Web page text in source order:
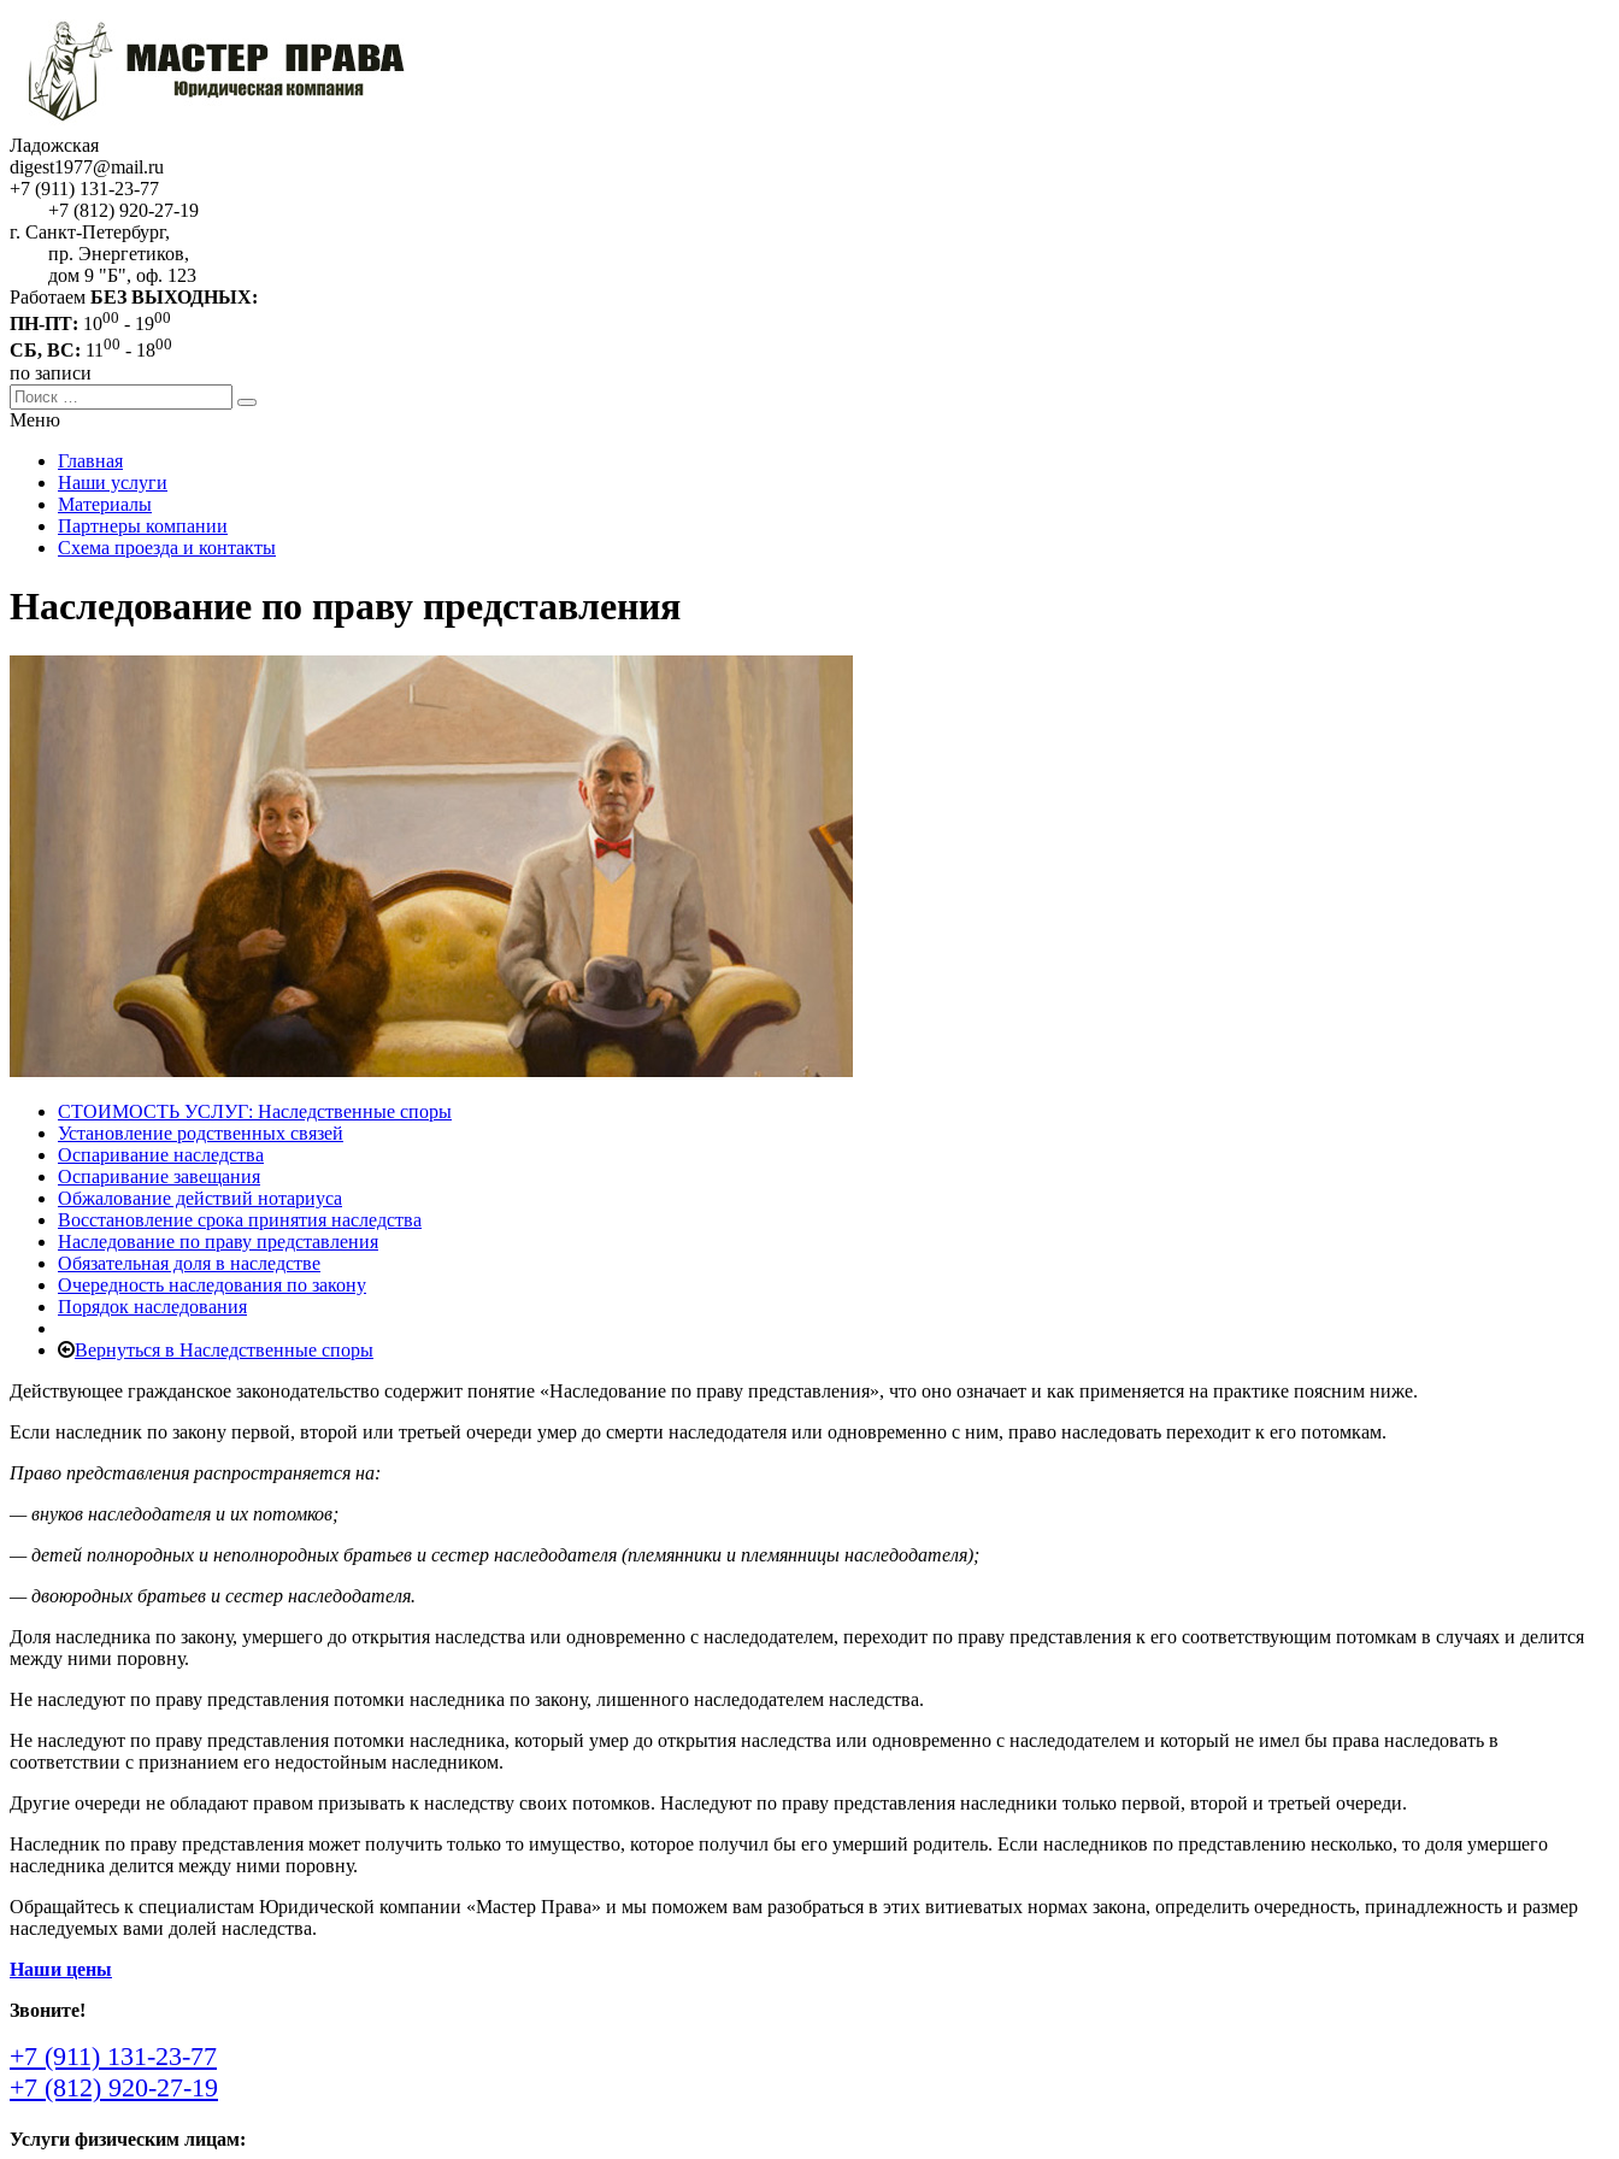
Ладожская
digest1977@mail.ru
+7 (911) 131-23-77
+7 (812) 920-27-19
г. Санкт-Петербург,
пр. Энергетиков,
дом 9 "Б", оф. 123
Работаем БЕЗ ВЫХОДНЫХ:
ПН-ПТ: 1000 - 1900
СБ, ВС: 1100 - 1800
по записи
Меню
Главная
Наши услуги
Материалы
Партнеры компании
Схема проезда и контакты
Наследование по праву представления
СТОИМОСТЬ УСЛУГ: Наследственные споры
Установление родственных связей
Оспаривание наследства
Оспаривание завещания
Обжалование действий нотариуса
Восстановление срока принятия наследства
Наследование по праву представления
Обязательная доля в наследстве
Очередность наследования по закону
Порядок наследования
Вернуться в Наследственные споры
Действующее гражданское законодательство содержит понятие «Наследование по праву представления», что оно означает и как применяется на практике поясним ниже.
Если наследник по закону первой, второй или третьей очереди умер до смерти наследодателя или одновременно с ним, право наследовать переходит к его потомкам.
Право представления распространяется на:
— внуков наследодателя и их потомков;
— детей полнородных и неполнородных братьев и сестер наследодателя (племянники и племянницы наследодателя);
— двоюродных братьев и сестер наследодателя.
Доля наследника по закону, умершего до открытия наследства или одновременно с наследодателем, переходит по праву представления к его соответствующим потомкам в случаях и делится
между ними поровну.
Не наследуют по праву представления потомки наследника по закону, лишенного наследодателем наследства.
Не наследуют по праву представления потомки наследника, который умер до открытия наследства или одновременно с наследодателем и который не имел бы права наследовать в
соответствии с признанием его недостойным наследником.
Другие очереди не обладают правом призывать к наследству своих потомков. Наследуют по праву представления наследники только первой, второй и третьей очереди.
Наследник по праву представления может получить только то имущество, которое получил бы его умерший родитель. Если наследников по представлению несколько, то доля умершего
наследника делится между ними поровну.
Обращайтесь к специалистам Юридической компании «Мастер Права» и мы поможем вам разобраться в этих витиеватых нормах закона, определить очередность, принадлежность и размер
наследуемых вами долей наследства.
Наши цены
Звоните!
+7 (911) 131-23-77
+7 (812) 920-27-19
Услуги физическим лицам: